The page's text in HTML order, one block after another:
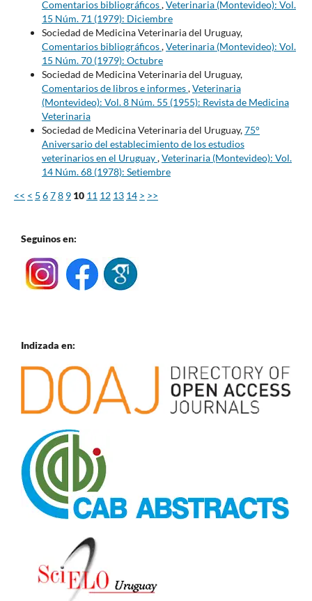
Comentarios bibliográficos,Veterinaria (Montevideo): Vol.
15 Núm. 71 (1979): Diciembre
Sociedad de Medicina Veterinaria del Uruguay,
Comentarios bibliográficos,Veterinaria (Montevideo): Vol.
15 Núm. 70 (1979): Octubre
Sociedad de Medicina Veterinaria del Uruguay,
Comentarios de libros e informes,Veterinaria
(Montevideo): Vol. 8 Núm. 55 (1955): Revista de Medicina
Veterinaria
Sociedad de Medicina Veterinaria del Uruguay,75°
Aniversario del establecimiento de los estudios
veterinarios en el Uruguay,Veterinaria (Montevideo): Vol.
14 Núm. 68 (1978): Setiembre
<< < 5 678 9 10 11 12 13 14 > >>
Seguinos en:
Indizada en: